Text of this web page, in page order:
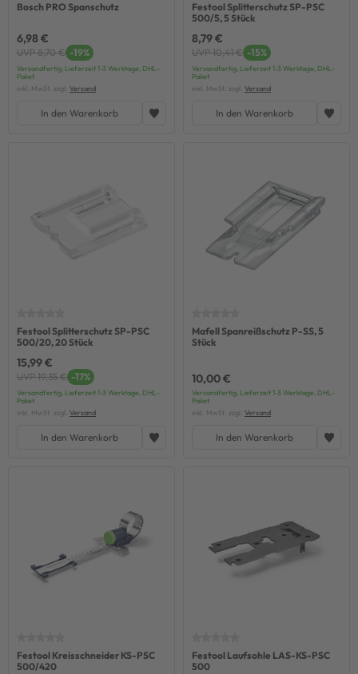
Bosch PRO Spanschutz
6,98 €
UVP 8,70 € -19%
Versandfertig, Lieferzeit 1-3 Werktage, DHL-
Paket
inkl. MwSt. zzgl. Versand
In den Warenkorb
Festool Splitterschutz SP-PSC
500/5, 5 Stück
8,79 €
UVP 10,41 € -15%
Versandfertig, Lieferzeit 1-3 Werktage, DHL-
Paket
inkl. MwSt. zzgl. Versand
In den Warenkorb
Festool Splitterschutz SP-PSC
500/20, 20 Stück
15,99 €
UVP 19,35 € -17%
Versandfertig, Lieferzeit 1-3 Werktage, DHL-
Paket
inkl. MwSt. zzgl. Versand
In den Warenkorb
Mafell Spanreißschutz P-SS, 5
Stück
10,00 €
Versandfertig, Lieferzeit 1-3 Werktage, DHL-
Paket
inkl. MwSt. zzgl. Versand
In den Warenkorb
Festool Kreisschneider KS-PSC
500/420
Festool Laufsohle LAS-KS-PSC
500